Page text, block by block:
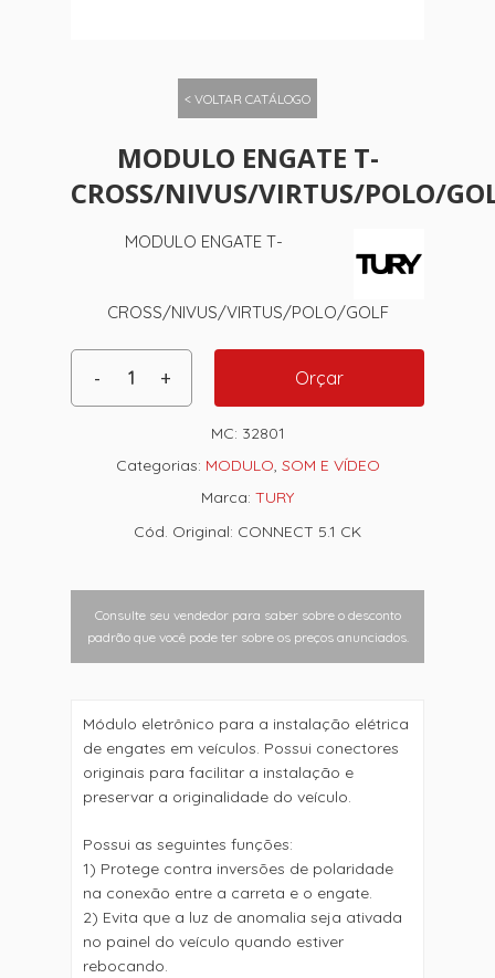
< VOLTAR CATÁLOGO
MODULO ENGATE T-
CROSS/NIVUS/VIRTUS/POLO/
MODULO ENGATE T-
CROSS/NIVUS/VIRTUS/POLO/GOLF
Orçar
MC: 32801
Categorias: MODULO, SOM E VÍDEO
Marca: TURY
Cód. Original: CONNECT 5.1 CK
Consulte seu vendedor para saber sobre o desconto
padrão que você pode ter sobre os preços anunciados.
Módulo eletrônico para a instalação elétrica
de engates em veículos. Possui conectores
originais para facilitar a instalação e
preservar a originalidade do veículo.
Possui as seguintes funções:
1) Protege contra inversões de polaridade
na conexão entre a carreta e o engate.
2) Evita que a luz de anomalia seja ativada
no painel do veículo quando estiver
rebocando.